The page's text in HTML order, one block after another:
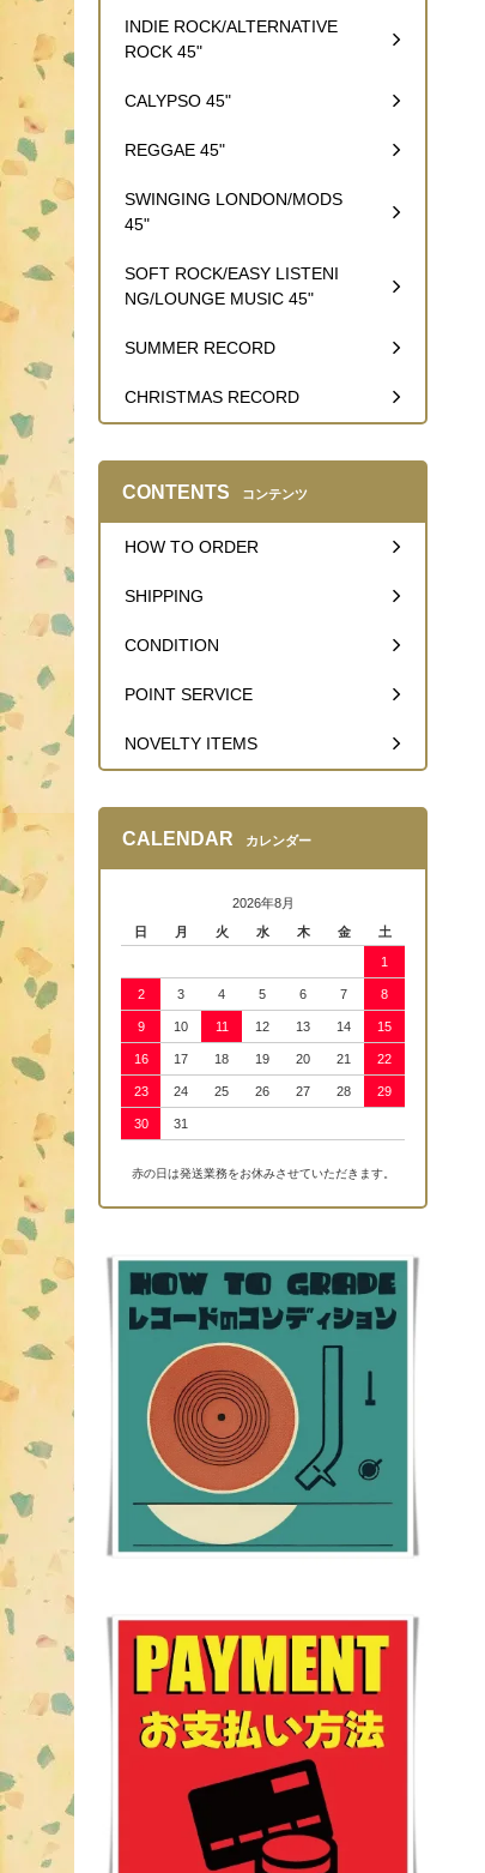
INDIE ROCK/ALTERNATIVE
ROCK 45"
CALYPSO 45"
REGGAE 45"
SWINGING LONDON/MODS
45"
SOFT ROCK/EASY LISTENI
NG/LOUNGE MUSIC 45"
SUMMER RECORD
CHRISTMAS RECORD
CONTENTS コンテンツ
HOW TO ORDER
SHIPPING
CONDITION
POINT SERVICE
NOVELTY ITEMS
CALENDAR カレンダー
2026年8月
日
月 火 水 木 金 土
1
2 3 4 5 6 7 8
9 10 11 12 13 14 15
16 17 18 19 20 21 22
23 24 25 26 27 28 29
30 31
赤の日は発送業務をお休みさせていただきます。